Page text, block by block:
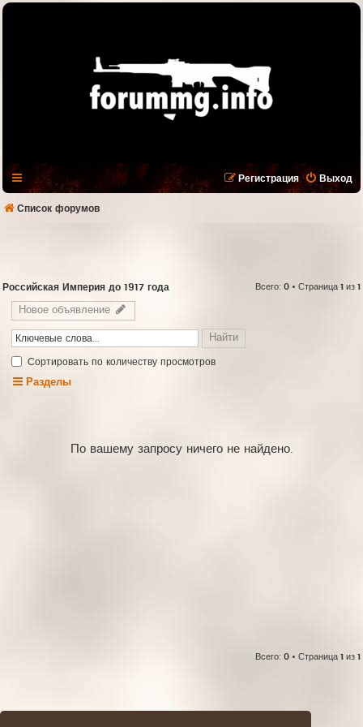
Выход
Регистрация
Список форумов
Российская Империя до 1917 года Всего: 0 • Страница 1 из 1
Новое объявление
Cортировать по количеству просмотров
Разделы
По вашему запросу ничего не найдено.
Всего: 0 • Страница 1 из 1